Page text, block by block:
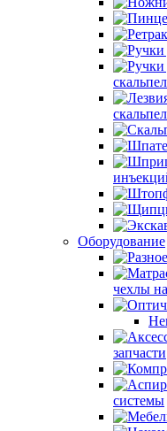
Оборудование
чехлы
запчасти
системы